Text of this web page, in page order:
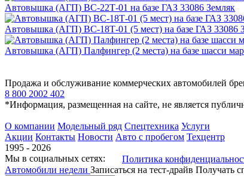
Автовышка (АГП) ВС-22Т-01 на базе ГАЗ 33086 Земляк
Автовышка (АГП) ВС-18Т-01 (5 мест) на базе ГАЗ 33086
Автовышка (АГП) Палфингер (2 места) на базе шасси
Продажа и обслуживание коммерческих автомобилей
8 800 2002 402
*Информация, размещенная на сайте, не является
О компании Модельный ряд Спецтехника Услуги
Акции Контакты Новости Авто с пробегом Техцентр
1995 - 2026
Мы в социальных сетях:
Политика
Автомобили недели Записаться на тест-драйв Получать